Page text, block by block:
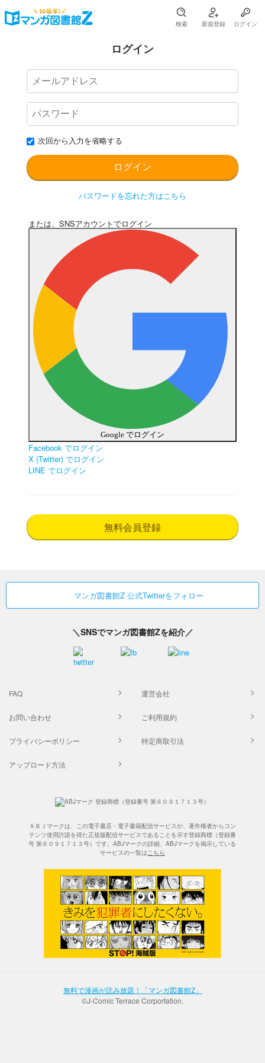
検索 新規登録 ログイン
ログイン
次回から入力を省略する
パスワードを忘れた方はこちら
または、SNSアカウントでログイン
Google でログイン
Facebook でログイン
X (Twitter) でログイン
LINE でログイン
無料会員登録
マンガ図書館Z 公式Twitterをフォロー
＼SNSでマンガ図書館Zを紹介／
FAQ 運営会社
お問い合わせ ご利用規約
プライバシーポリシー 特定商取引法
アップロード方法
ＡＢＪマークは、この電子書店・電子書籍配信サービスが、著作権者からコン
テンツ使用許諾を得た正規版配信サービスであることを示す登録商標（登録番
号 第６０９１７１３号）です。ABJマークの詳細、ABJマークを掲示している
サービスの一覧はこちら
無料で漫画が読み放題！「マンガ図書館Z」
©J-Comic Terrace Corportation.